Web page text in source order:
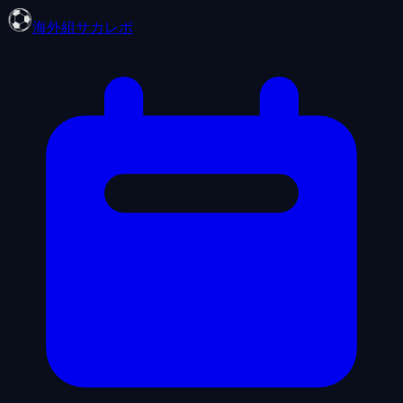
海外組サカレポ